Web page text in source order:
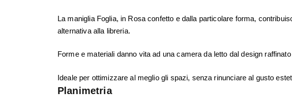
La maniglia Foglia, in Rosa confetto e dalla particolare forma,
alternativa alla libreria.
Forme e materiali danno vita ad una camera da letto dal design
Ideale per ottimizzare al meglio gli spazi, senza rinunciare al gusto
Planimetria